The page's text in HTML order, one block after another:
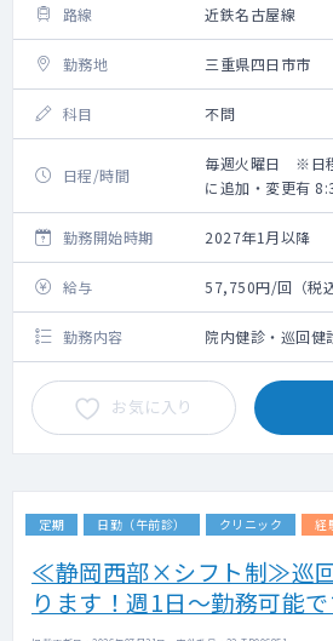
路線 近鉄名古屋線
勤務地 三重県四日市市
科目 不問
日程/時間
毎週火曜日 ※日
に追加・変更有
り変動有
勤務開始時期
2027年1月以降
給与 57,750円/回（税
勤務内容 院内健診・巡回健
お気に入り
定期 日勤（午前診） クリニック 経
≪静岡西部×シフト制≫巡
ります！週1日～勤務可能で